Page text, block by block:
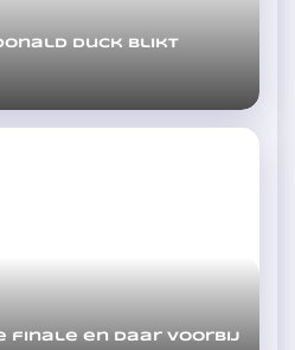
Duck blikt
finale en daar voorbij